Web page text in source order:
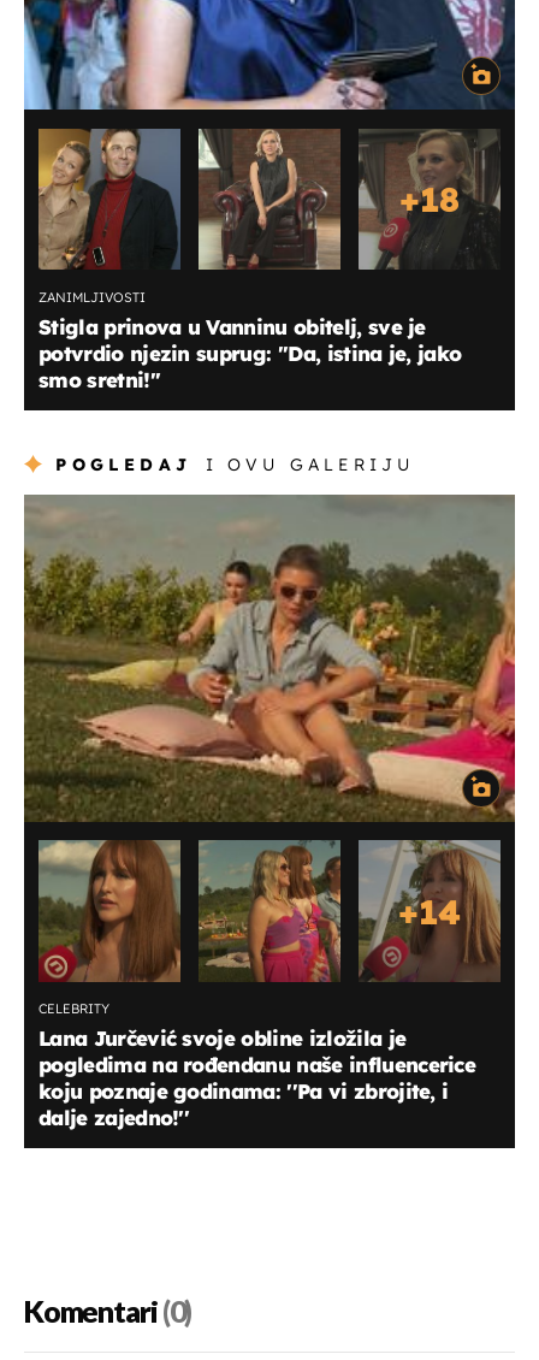
+18
ZANIMLJIVOSTI
Stigla prinova u Vanninu obitelj, sve je
potvrdio njezin suprug: ''Da, istina je, jako
smo sretni!''
POGLEDAJ I OVU GALERIJU
+14
CELEBRITY
Lana Jurčević svoje obline izložila je
pogledima na rođendanu naše influencerice
koju poznaje godinama: ''Pa vi zbrojite, i
dalje zajedno!''
Komentari(0)